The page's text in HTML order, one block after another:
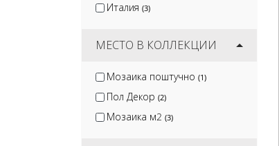
Италия (3)
МЕСТО В КОЛЛЕКЦИИ
Мозаика поштучно (1)
Пол Декор (2)
Мозаика м2 (3)